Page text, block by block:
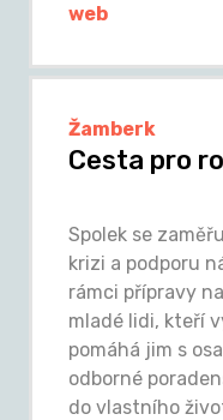
web
Žamberk
Cesta pro
Spolek se
krizi a podporu
rámci přípravy
mladé lidi, kteří
pomáhá jim s
odborné
do vlastního